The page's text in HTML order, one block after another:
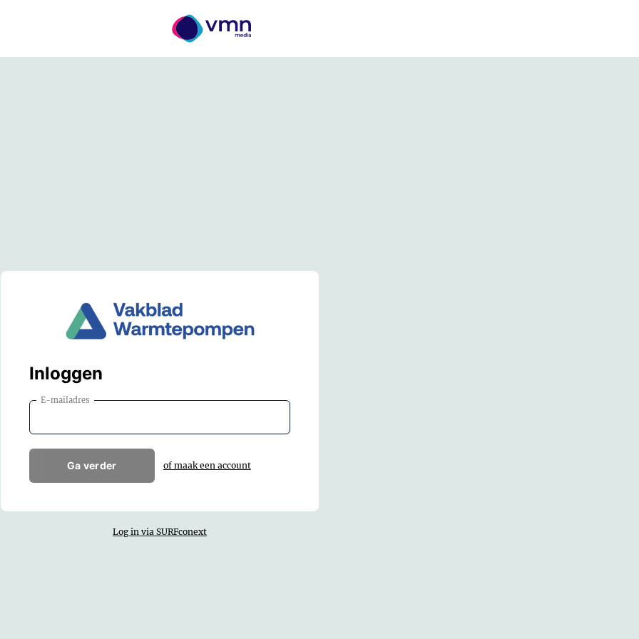
Inloggen
E-mailadres
Ga verder of maak een account
Log in via SURFconext